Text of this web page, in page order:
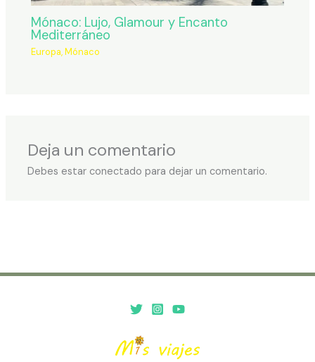
Mónaco: Lujo, Glamour y Encanto
Mediterráneo
Europa,Mónaco
Deja un comentario
Debes estar conectado para dejar un comentario.